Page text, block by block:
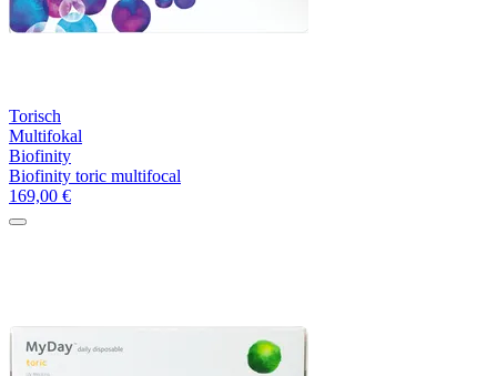
Torisch
Multifokal
Biofinity
Biofinity toric multifocal
169,00 €